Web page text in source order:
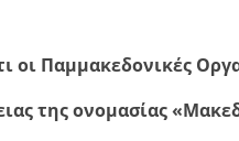
οι Παμμακεδονικές
της ονομασίας